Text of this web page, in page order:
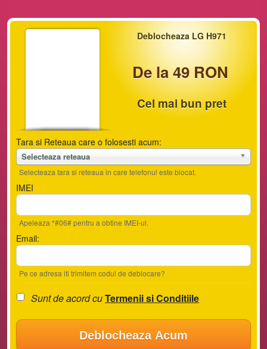
Deblocheaza LG H971
De la 49 RON
Cel mai bun pret
Tara si Reteaua care o folosesti acum:
Selecteaza reteaua
Selecteaza tara si reteaua in care telefonul este blocat.
IMEI
Apeleaza *#06# pentru a obtine IMEI-ul.
Email:
Pe ce adresa iti trimitem codul de deblocare?
Sunt de acord cuTermenii si Conditiile
Deblocheaza Acum